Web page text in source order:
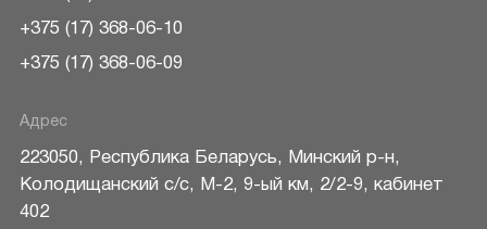
+375 (17) 368-06-10
+375 (17) 368-06-09
Адрес
223050, Республика Беларусь, Минский р-н,
Колодищанский с/с, М-2, 9-ый км, 2/2-9, кабинет
402